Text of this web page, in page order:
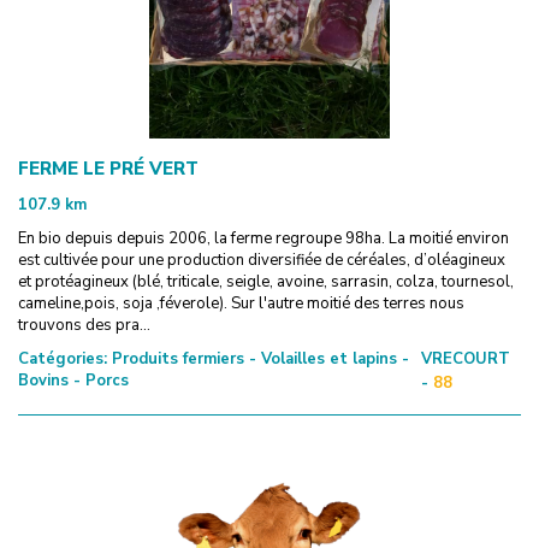
FERME LE PRÉ VERT
107.9 km
En bio depuis depuis 2006, la ferme regroupe 98ha. La moitié environ
est cultivée pour une production diversifiée de céréales, d’oléagineux
et protéagineux (blé, triticale, seigle, avoine, sarrasin, colza, tournesol,
cameline,pois, soja ,féverole). Sur l'autre moitié des terres nous
trouvons des pra...
Catégories: Produits fermiers - Volailles et lapins -
Bovins - Porcs
VRECOURT
- 88